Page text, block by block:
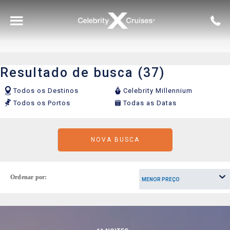
Todos
Beyond℠
Resultado de busca (37)
Todos os Destinos
Celebrity Millennium
Todos os Portos
Todas as Datas
Ordenar por:
NOVA BUSCA